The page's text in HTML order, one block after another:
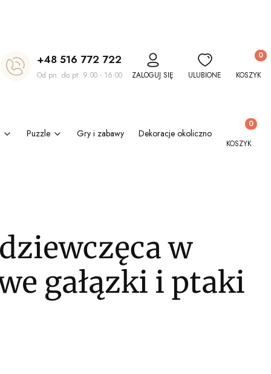
+48 516 772 722
Od pn. do pt. 9:00 - 16:00 ZALOGUJ SIĘ ULUBIONE KOSZYK
Puzzle Gry i zabawy Dekoracje okolicznościowe
Produkty
KOSZYK
w
gałązki i ptaki